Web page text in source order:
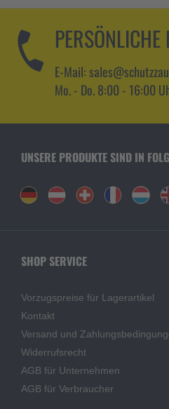
E-Mail:
Mo. - Do. 8:00 - 16:00
UNSERE PRODUKTE SIND IN
SHOP SERVICE
Vorzugspreise für Lagerartikel
Kontakt
Versand und
Widerrufsrecht
AGB für Unternehmen
AGB für Verbraucher